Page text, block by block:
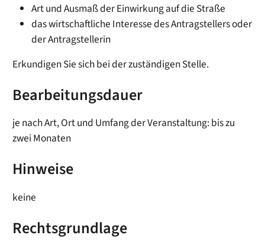
Art und Ausmaß der Einwirkung auf die Straße
das wirtschaftliche Interesse des Antragstellers oder
der Antragstellerin
Erkundigen Sie sich bei der zuständigen Stelle.
Bearbeitungsdauer
je nach Art, Ort und Umfang der Veranstaltung: bis zu
zwei Monaten
Hinweise
keine
Rechtsgrundlage